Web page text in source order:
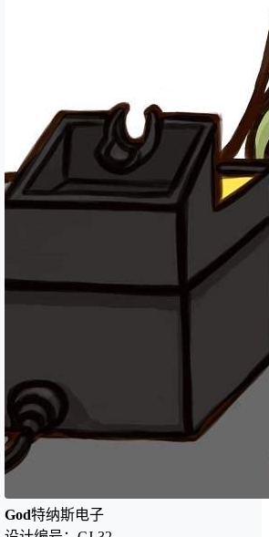
God特纳斯电子